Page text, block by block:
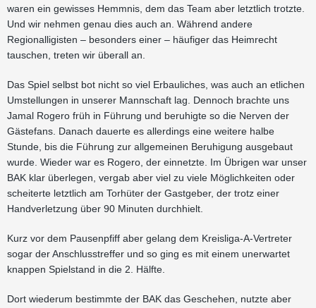
waren ein gewisses Hemmnis, dem das Team aber letztlich trotzte.
Und wir nehmen genau dies auch an. Während andere
Regionalligisten – besonders einer – häufiger das Heimrecht
tauschen, treten wir überall an.
Das Spiel selbst bot nicht so viel Erbauliches, was auch an etlichen
Umstellungen in unserer Mannschaft lag. Dennoch brachte uns
Jamal Rogero früh in Führung und beruhigte so die Nerven der
Gästefans. Danach dauerte es allerdings eine weitere halbe
Stunde, bis die Führung zur allgemeinen Beruhigung ausgebaut
wurde. Wieder war es Rogero, der einnetzte. Im Übrigen war unser
BAK klar überlegen, vergab aber viel zu viele Möglichkeiten oder
scheiterte letztlich am Torhüter der Gastgeber, der trotz einer
Handverletzung über 90 Minuten durchhielt.
Kurz vor dem Pausenpfiff aber gelang dem Kreisliga-A-Vertreter
sogar der Anschlusstreffer und so ging es mit einem unerwartet
knappen Spielstand in die 2. Hälfte.
Dort wiederum bestimmte der BAK das Geschehen, nutzte aber